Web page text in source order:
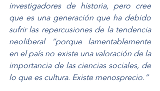
investigadores de historia, pero cree
que es una generación que ha debido
sufrir las repercusiones de la tendencia
neoliberal “porque lamentablemente
en el país no existe una valoración de la
importancia de las ciencias sociales, de
lo que es cultura. Existe menosprecio.”